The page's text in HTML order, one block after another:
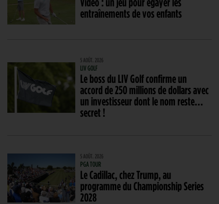
entraînements de vos enfants
5 AOÛT. 2026
LIV GOLF
Le boss du LIV Golf confirme un
accord de 250 millions de dollars avec
un investisseur dont le nom reste…
secret !
5 AOÛT. 2026
PGA TOUR
Le Cadillac, chez Trump, au
programme du Championship Series
2028